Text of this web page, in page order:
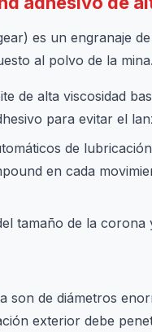
es un engranaje
al polvo de la
de alta viscosidad
para evitar el
de
en cada
tamaño de la corona
son de diámetros
exterior debe